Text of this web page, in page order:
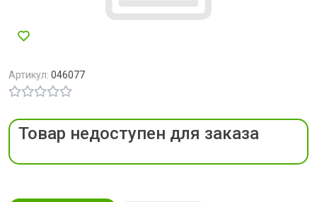
Артикул: 046077
Товар недоступен для заказа